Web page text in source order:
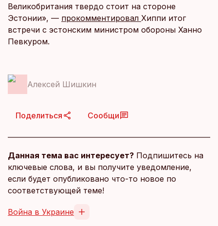
Великобритания твердо стоит на стороне
Эстонии», — прокомментировал Хиппи итог
встречи с эстонским министром обороны Ханно
Певкуром.
Алексей Шишкин
Поделиться Сообщи
Данная тема вас интересует? Подпишитесь на
ключевые слова, и вы получите уведомление,
если будет опубликовано что-то новое по
соответствующей теме!
Война в Украине